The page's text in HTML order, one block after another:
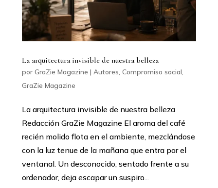
La arquitectura invisible de nuestra belleza
por GraZie Magazine | Autores, Compromiso social,
GraZie Magazine
La arquitectura invisible de nuestra belleza
Redacción GraZie Magazine El aroma del café
recién molido flota en el ambiente, mezclándose
con la luz tenue de la mañana que entra por el
ventanal. Un desconocido, sentado frente a su
ordenador, deja escapar un suspiro...